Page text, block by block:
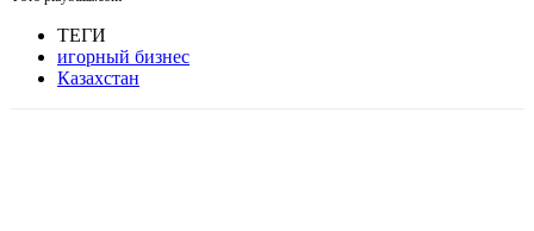
ТЕГИ
игорный бизнес
Казахстан